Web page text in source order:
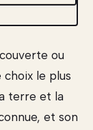
ou
le plus
terre et la
et son